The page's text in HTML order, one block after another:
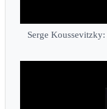
Serge